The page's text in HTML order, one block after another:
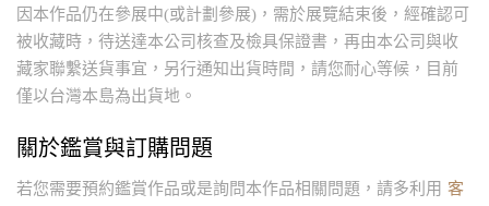
因本作品仍在參展中(或計劃參展)，需於展覽結束後，經確認可
被收藏時，待送達本公司核查及檢具保證書，再由本公司與收
藏家聯繫送貨事宜，另行通知出貨時間，請您耐心等候，目前
僅以台灣本島為出貨地。
關於鑑賞與訂購問題
若您需要預約鑑賞作品或是詢問本作品相關問題，請多利用 客